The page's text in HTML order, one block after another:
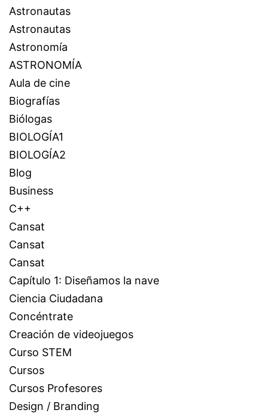
Astronautas
Astronautas
Astronomía
ASTRONOMÍA
Aula de cine
Biografías
Biólogas
BIOLOGÍA1
BIOLOGÍA2
Blog
Business
C++
Cansat
Cansat
Cansat
Capítulo 1: Diseñamos la nave
Ciencia Ciudadana
Concéntrate
Creación de videojuegos
Curso STEM
Cursos
Cursos Profesores
Design / Branding